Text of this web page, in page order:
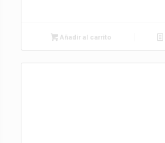
Añadir al carrito